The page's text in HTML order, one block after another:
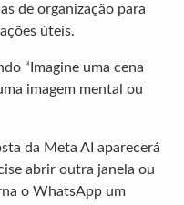
de organização para
úteis.
“Imagine uma cena
imagem mental ou
da Meta AI aparecerá
abrir outra janela ou
o WhatsApp um